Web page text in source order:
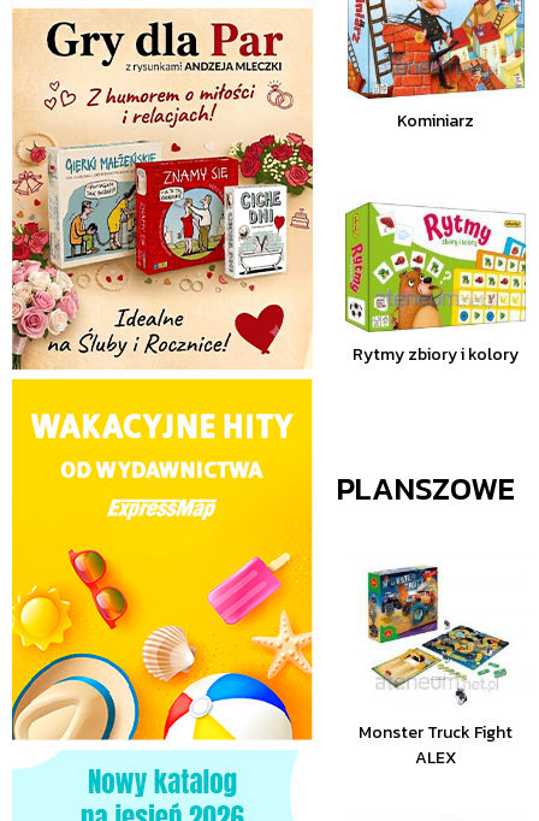
Kominiarz
Rytmy zbiory i kolory
PLANSZOWE
Monster Truck Fight
ALEX